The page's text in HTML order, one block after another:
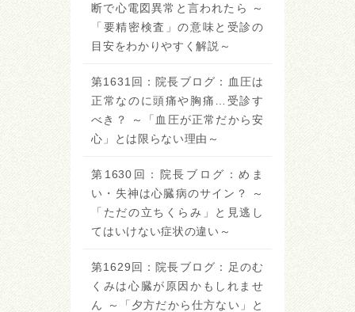
断で心電図異常と言われたら ～
「要精密検査」の意味と受診の
目安をわかりやすく解説～
第1631回：院長ブログ：血圧は
正常なのに頭痛や胸痛…受診す
べき？ ～「血圧が正常だから安
心」とは限らない理由～
第1630回：院長ブログ：めま
い・失神は心臓病のサイン？ ～
「ただの立ちくらみ」と見逃し
てはいけない症状の違い～
第1629回：院長ブログ：足のむ
くみは心臓が原因かもしれませ
ん ～「夕方だから仕方ない」と